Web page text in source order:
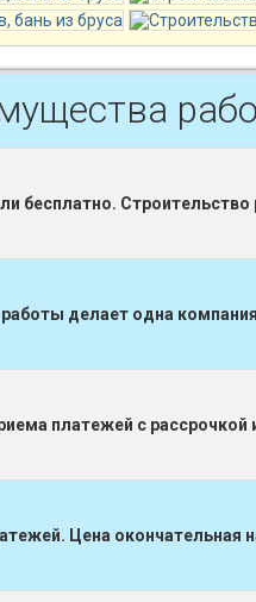
бесплатно.
делает одна
платежей с рассрочкой
Цена окончательная